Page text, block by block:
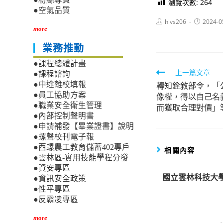
瀏覽次數: 264
Posthlvs206
Post2024-
Read
more
articles
上一篇文章
轉知銓敘部令，
像權，得以自己
而獲取合理對價
相關內容
國立雲林科技大
●空氣品質
more
業務推動
●課程總體計畫
●課程諮詢
●中途離校填報
●員工協助方案
●職業安全衛生管理
●內部控制聲明書
●申請補發【畢業證書】說明
●螺聲校刊電子報
●西螺農工教育儲蓄402專戶
●雲林區-實用技能學程分發
●資安專區
●資訊安全政策
●性平專區
●反霸凌專區
more